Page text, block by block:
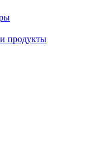
продукты